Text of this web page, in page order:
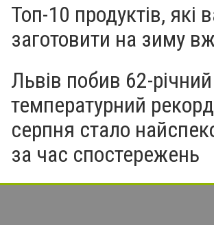
Топ-10 продуктів, які
заготовити на зиму
Львів побив 62-річний
температурний
серпня стало
за час спостережень